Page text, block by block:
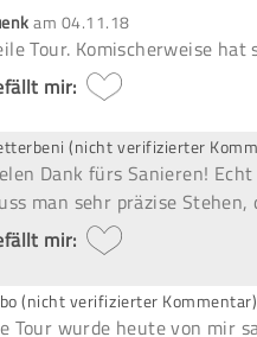
am 04.11.18
Tour. Komischerweise
mir:
(nicht verifizierter
Dank fürs Sanieren!
man sehr präzise
mir:
(nicht verifizierter Kommentar)
Tour wurde heute von mir